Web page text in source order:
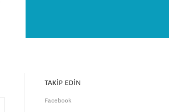
TAKİP EDİN
Facebook